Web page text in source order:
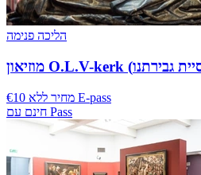
הליכה פנימה
€10 מחיר ללא E-pass
חינם עם Pass